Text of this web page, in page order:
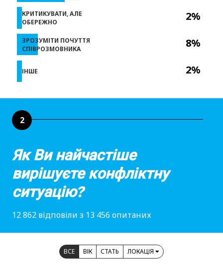
2%
8%
2%
КРИТИКУВАТИ, АЛЕ
ОБЕРЕЖНО
ЗРОЗУМІТИ ПОЧУТТЯ
СПІВРОЗМОВНИКА
ІНШЕ
2
Як Ви найчастіше
вирішуєте конфліктну
ситуацію?
12 862 відповіли з 13 456 опитаних
ВСЕ ВІК СТАТЬ ЛОКАЦІЯ